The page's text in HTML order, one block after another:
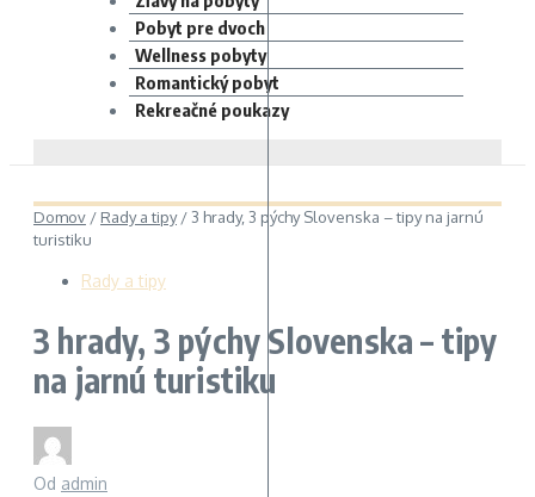
Pobyt pre dvoch
Wellness pobyty
Romantický pobyt
Rekreačné poukazy
Domov / Rady a tipy/ 3 hrady, 3 pýchy Slovenska – tipy na jarnú
turistiku
Rady a tipy
3 hrady, 3 pýchy Slovenska – tipy
na jarnú turistiku
Od admin